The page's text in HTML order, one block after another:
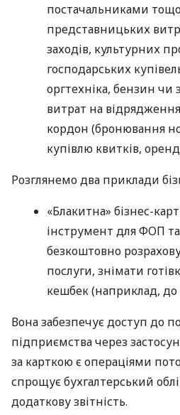
постачальниками
представницьких
заходів, культурних
господарських
оргтехніка, бензин чи
витрат на відрядження
кордон (бронювання
купівлю квитків,
Розглянемо два приклади
«Блакитна» бізнес-
інструмент для ФОП
безкоштовно
послуги, знімати
кешбек (наприклад,
Вона забезпечує доступ до
підприємства через
за карткою є операціями
спрощує бухгалтерський
додаткову звітність.